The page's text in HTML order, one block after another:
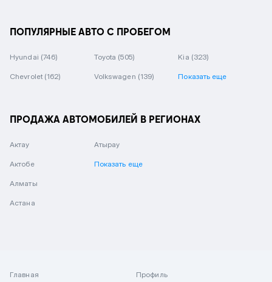
ПОПУЛЯРНЫЕ АВТО С ПРОБЕГОМ
Hyundai (746) Toyota (505) Kia (323)
Chevrolet (162) Volkswagen (139) Показать еще
ПРОДАЖА АВТОМОБИЛЕЙ В РЕГИОНАХ
Актау
Актобе
Алматы
Астана
Атырау
Показать еще
Главная
Профиль